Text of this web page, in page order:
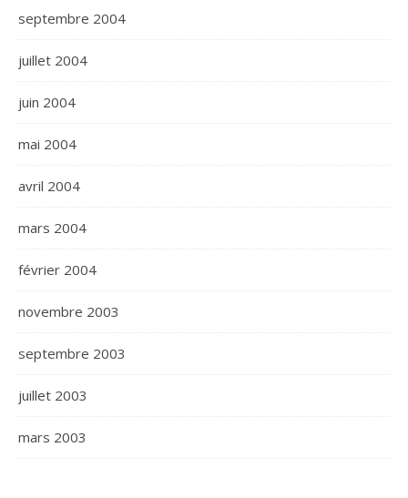
septembre 2004
juillet 2004
juin 2004
mai 2004
avril 2004
mars 2004
février 2004
novembre 2003
septembre 2003
juillet 2003
mars 2003